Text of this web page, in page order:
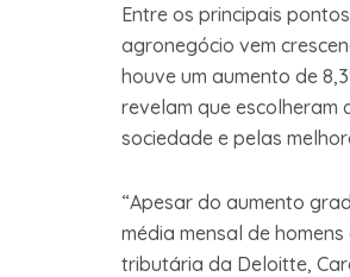
Entre os principais
agronegócio vem
houve um aumento de
revelam que
sociedade e pelas
“Apesar do aumento
média mensal de
tributária da Deloitte,